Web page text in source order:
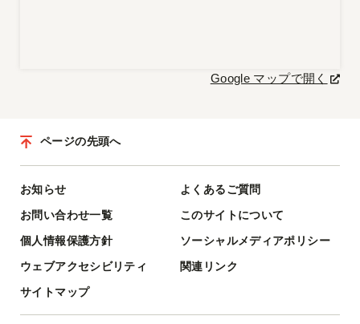
Google マップで開く
お知らせ
よくあるご質問
お問い合わせ一覧
このサイトについて
個人情報保護方針
ソーシャルメディアポリシー
ウェブアクセシビリティ
関連リンク
サイトマップ
ページの先頭へ